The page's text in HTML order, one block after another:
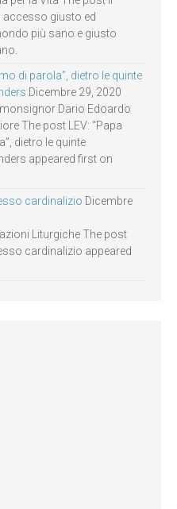
accesso giusto ed
più sano e giusto
di parola”, dietro le quinte
Dicembre 29, 2020
Dario Edoardo
The post LEV: “Papa
dietro le quinte
appeared first on
cardinalizio Dicembre
Liturgiche The post
cardinalizio appeared